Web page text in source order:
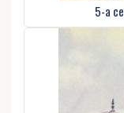
5-а